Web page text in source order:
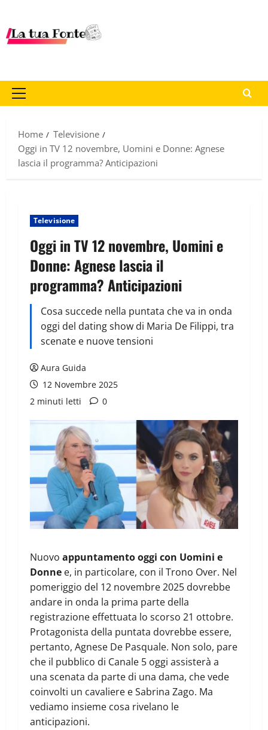
Home
Televisione
Oggi in TV 12 novembre, Uomini e Donne: Agnese
lascia il programma? Anticipazioni
Televisione
Oggi in TV 12 novembre, Uomini e
Donne: Agnese lascia il
programma? Anticipazioni
Cosa succede nella puntata che va in onda
oggi del dating show di Maria De Filippi, tra
scenate e nuove tensioni
Aura Guida
12 Novembre 2025
2 minuti letti
0
Nuovo appuntamento oggi con Uomini e
Donne e, in particolare, con il Trono Over. Nel
pomeriggio del 12 novembre 2025 dovrebbe
andare in onda la prima parte della
registrazione effettuata lo scorso 21 ottobre.
Protagonista della puntata dovrebbe essere,
pertanto, Agnese De Pasquale. Non solo, pare
che il pubblico di Canale 5 oggi assisterà a
una scenata da parte di una dama, che vede
coinvolti un cavaliere e Sabrina Zago. Ma
vediamo insieme cosa rivelano le
anticipazioni.